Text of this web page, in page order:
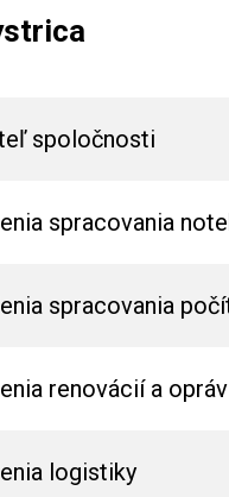
spoločnosti
spracovania
spracovania
renovácií a opráv
logistiky